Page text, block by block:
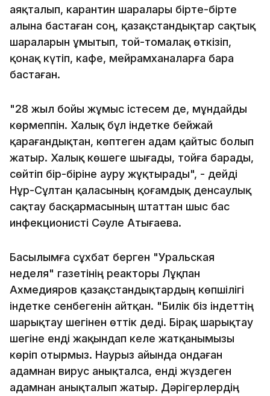
аяқталып, карантин шаралары бірте-бірте
алына бастаған соң, қазақстандықтар сақтық
шараларын ұмытып, той-томалақ өткізіп,
қонақ күтіп, кафе, мейрамханаларға бара
бастаған.
"28 жыл бойы жұмыс істесем де, мұндайды
көрмеппін. Халық бұл індетке бейжай
қарағандықтан, көптеген адам қайтыс болып
жатыр. Халық көшеге шығады, тойға барады,
сөйтіп бір-біріне ауру жұқтырады", - дейді
Нұр-Сұлтан қаласының қоғамдық денсаулық
сақтау басқармасының штаттан шыс бас
инфекционисті Сәуле Атығаева.
Басылымға сұхбат берген "Уральская
неделя" газетінің реакторы Лұқпан
Ахмедияров қазақстандықтардың көпшілігі
індетке сенбегенін айтқан. "Билік біз індеттің
шарықтау шегінен өттік деді. Бірақ шарықтау
шегіне енді жақындап келе жатқанымызы
көріп отырмыз. Наурыз айында ондаған
адамнан вирус анықталса, енді жүздеген
адамнан анықталып жатыр. Дәрігерлердің